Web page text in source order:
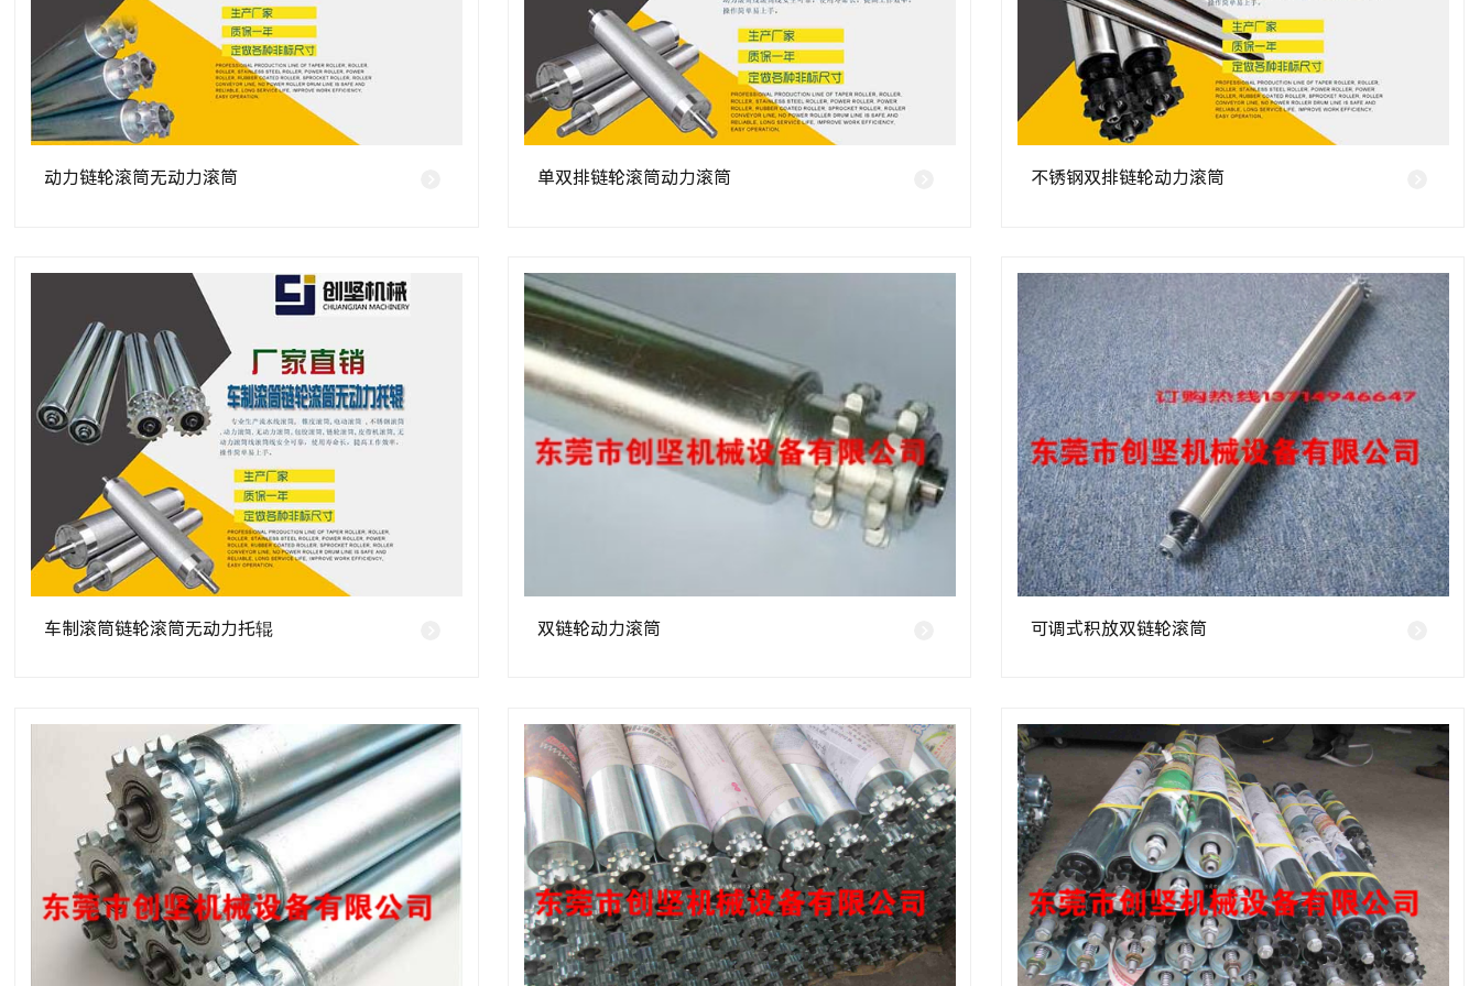
动力链轮滚筒无动力滚筒 单双排链轮滚筒动力滚筒 不锈钢双排链轮动力滚筒
车制滚筒链轮滚筒无动力托辊 双链轮动力滚筒 可调式积放双链轮滚筒